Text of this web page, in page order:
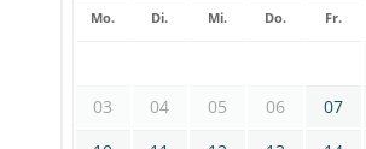
Mo. Di. Mi. Do. Fr.
03
04 05 06 07